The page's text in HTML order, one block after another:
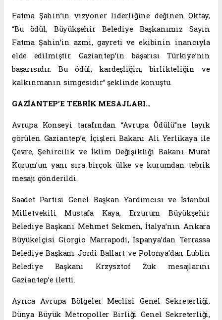
Fatma Şahin’in vizyoner liderliğine değinen Oktay,
“Bu ödül, Büyükşehir Belediye Başkanımız Sayın
Fatma Şahin’in azmi, gayreti ve ekibinin inancıyla
elde edilmiştir. Gaziantep’in başarısı Türkiye’nin
başarısıdır. Bu ödül, kardeşliğin, birlikteliğin ve
kalkınmanın simgesidir” şeklinde konuştu.
GAZİANTEP’E TEBRİK MESAJLARI…
Avrupa Konseyi tarafından “Avrupa Ödülü”ne layık
görülen Gaziantep’e, İçişleri Bakanı Ali Yerlikaya ile
Çevre, Şehircilik ve İklim Değişikliği Bakanı Murat
Kurum’un yanı sıra birçok ülke ve kurumdan tebrik
mesajı gönderildi.
Saadet Partisi Genel Başkan Yardımcısı ve İstanbul
Milletvekili Mustafa Kaya, Erzurum Büyükşehir
Belediye Başkanı Mehmet Sekmen, İtalya’nın Ankara
Büyükelçisi Giorgio Marrapodi, İspanya’dan Terrassa
Belediye Başkanı Jordi Ballart ve Polonya’dan Lublin
Belediye Başkanı Krzysztof Żuk mesajlarını
Gaziantep’e iletti.
Ayrıca Avrupa Bölgeler Meclisi Genel Sekreterliği,
Dünya Büyük Metropoller Birliği Genel Sekreterliği,